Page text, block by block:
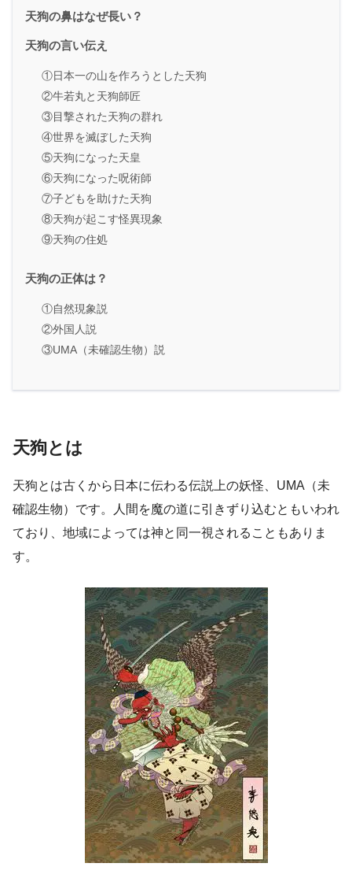
天狗の鼻はなぜ長い？
天狗の言い伝え
①日本一の山を作ろうとした天狗
②牛若丸と天狗師匠
③目撃された天狗の群れ
④世界を滅ぼした天狗
⑤天狗になった天皇
⑥天狗になった呪術師
⑦子どもを助けた天狗
⑧天狗が起こす怪異現象
⑨天狗の住処
天狗の正体は？
①自然現象説
②外国人説
③UMA（未確認生物）説
天狗とは
天狗とは古くから日本に伝わる伝説上の妖怪、UMA（未
確認生物）です。人間を魔の道に引きずり込むともいわれ
ており、地域によっては神と同一視されることもありま
す。